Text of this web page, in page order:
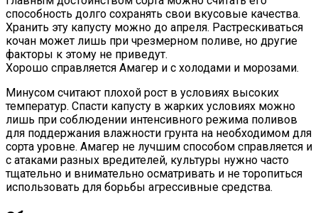
способность долго сохранять свои вкусовые качества.
Хранить эту капусту можно до апреля. Растрескиваться
кочан может лишь при чрезмерном поливе, но другие
факторы к этому не приведут.
Хорошо справляется Амагер и с холодами и морозами.
Минусом считают плохой рост в условиях высоких
температур. Спасти капусту в жарких условиях можно
лишь при соблюдении интенсивного режима поливов
для поддержания влажности грунта на необходимом для
сорта уровне. Амагер не лучшим способом справляется и
с атаками разных вредителей, культуры нужно часто
тщательно и внимательно осматривать и не торопиться
использовать для борьбы агрессивные средства.